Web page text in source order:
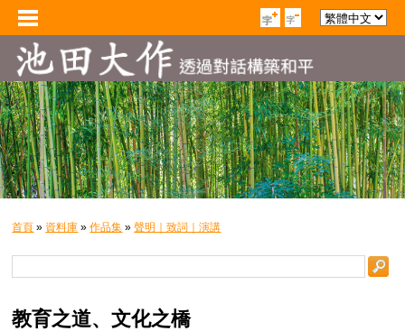
首頁 » 資料庫 »作品集 »聲明｜致詞｜演講
教育之道、文化之橋